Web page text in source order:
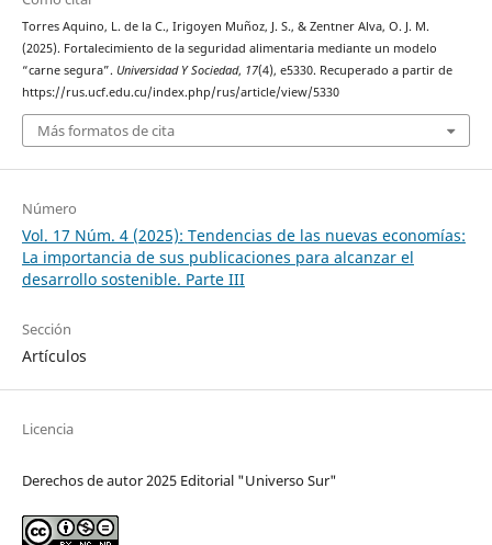
Torres Aquino, L. de la C., Irigoyen Muñoz, J. S., & Zentner Alva, O. J. M.
(2025). Fortalecimiento de la seguridad alimentaria mediante un modelo
“carne segura”. Universidad Y Sociedad, 17(4), e5330. Recuperado a partir de
https://rus.ucf.edu.cu/index.php/rus/article/view/5330
Más formatos de cita
Número
Vol. 17 Núm. 4 (2025): Tendencias de las nuevas economías:
La importancia de sus publicaciones para alcanzar el
desarrollo sostenible. Parte III
Sección
Artículos
Licencia
Derechos de autor 2025 Editorial "Universo Sur"